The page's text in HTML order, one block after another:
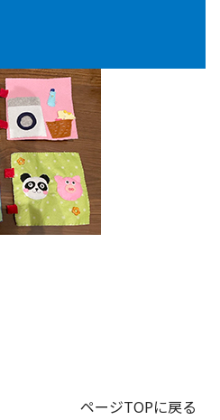
ページTOPに戻る